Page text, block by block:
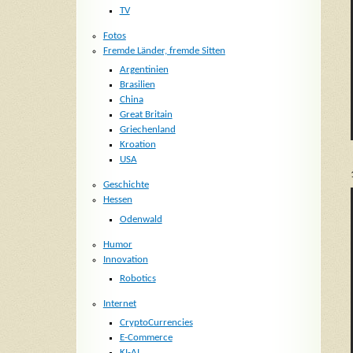
TV
Fotos
Fremde Länder, fremde Sitten
Argentinien
Brasilien
China
Great Britain
Griechenland
Kroation
USA
Geschichte
Hessen
Odenwald
Humor
Innovation
Robotics
Internet
CryptoCurrencies
E-Commerce